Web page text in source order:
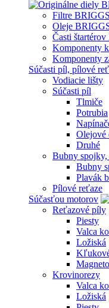
Filtre
Oleje
Časti
Komponenty
Komponenty
Súčasti píl, pílové
Vodiacie lišty
Súčasti píl
Tlmiče
Potrubia
Olejové
Druhé
Bubny
Bubny
Plavák
Pílové reťaze
Súčasťou motorov
Reťazové píly
Piesty
Valca
Ložiská
Magneto
Krovinorezy
Valca
Ložiská